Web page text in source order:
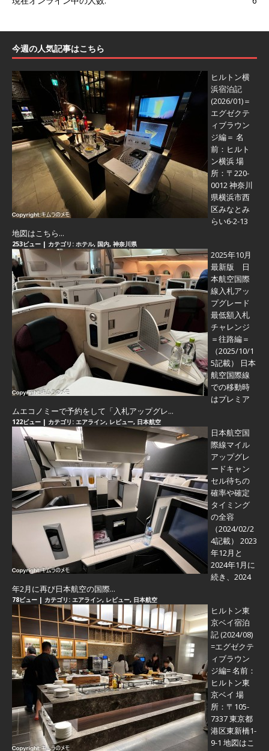
今週の人気記事はこちら
ヒルトン横
浜宿泊記
(2026/01)＝
エグゼクテ
ィブラウン
ジ編＝ 名
前：ヒルト
ン横浜 場
所：〒220-
0012 神奈川
県横浜市西
区みなとみ
らい6-2-13
地図はこちら...
253ビュー | カテゴリ: ホテル, 国内, 神奈川県
2025年10月
最新版 日
本航空国際
線入札アッ
プグレード
最低額入札
チャレンジ
＝往路編＝
（2025/10/1
5記載） 日本
航空国際線
での移動時
はプレミア
ムエコノミーで予約をして「入札アップグレ...
122ビュー | カテゴリ: エアライン, レビュー, 日本航空
日本航空国
際線マイル
アップグレ
ードキャン
セル待ちの
確率や確定
タイミング
の全容
（2024/02/2
4記載） 2023
年12月と
2024年1月に
続き、2024
年2月に再び日本航空の国際...
78ビュー | カテゴリ: エアライン, レビュー, 日本航空
ヒルトン東
京ベイ宿泊
記 (2024/08)
=エグゼクテ
ィブラウン
ジ編=名前：
ヒルトン東
京ベイ 場
所：〒105-
7337 東京都
港区東新橋1-
9-1 地図はこ